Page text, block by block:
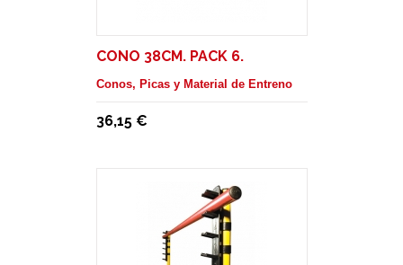
CONO 38CM. PACK 6.
Conos, Picas y Material de Entreno
36,15 €